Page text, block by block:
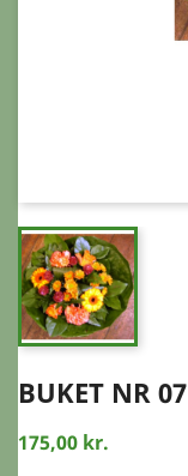
BUKET NR 07
175,00 kr.